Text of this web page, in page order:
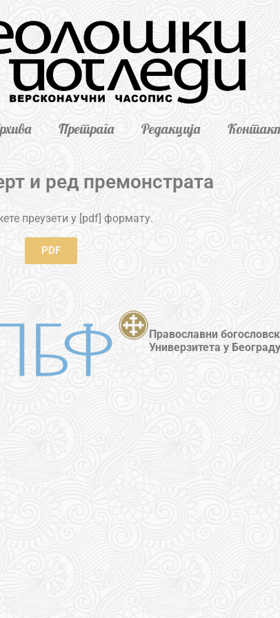
Претрага Редакција
и ред премонстрата
преузети у [pdf] формату.
PDF
Православни
Универзитета у Београду